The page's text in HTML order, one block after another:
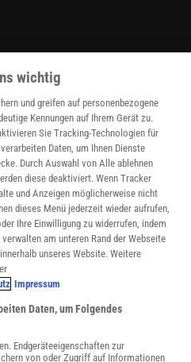
wichtig
und greifen auf personenbezogene
Kennungen auf Ihrem Gerät zu.
Sie Tracking-Technologien für
Daten, um Ihnen Dienste
Durch Auswahl von Alle ablehnen
diese deaktiviert. Wenn Tracker
und Anzeigen möglicherweise nicht
dieses Menü jederzeit wieder aufrufen,
Ihre Einwilligung zu widerrufen, indem
am unteren Rand der Webseite
unseres Website. Weitere
Impressum
Daten, um Folgendes
Endgeräteeigenschaften zur
von oder Zugriff auf Informationen